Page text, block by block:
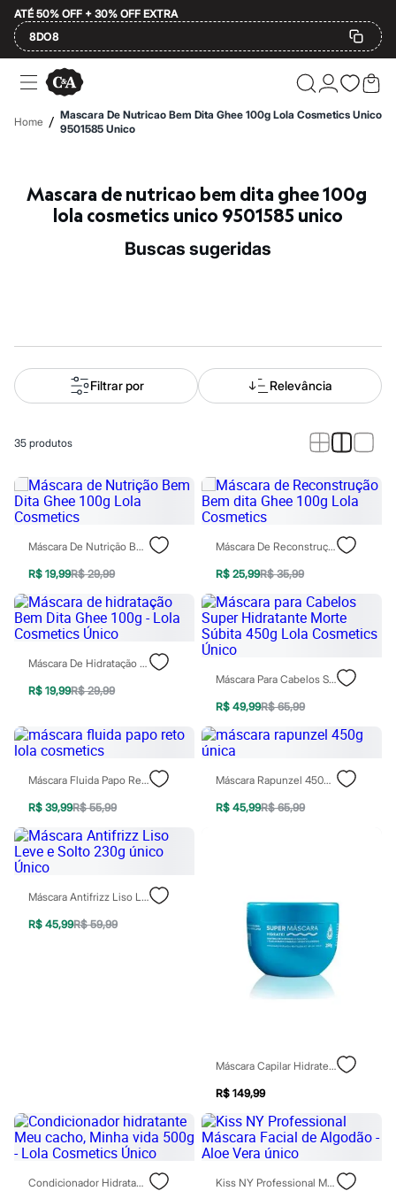
ATÉ 50% OFF + 30% OFF EXTRA
8DO8
Ofertas
Compre por Departamento
Feminino
Masculino
Plus Size
Até 20% off
Até 40% off
A partir de 60% off
Roupas
Blusas e Camisetas
Básicos
Calças
Macacões
Shorts e Bermudas
Vestidos
Acessórios
Bolsas
Bonés e Chapéus
Cintos
Óculos
Relógios
Calçados
Botas
Chinelos
Rasteirinhas
Sandálias
Sapatilhas
Marcas
City
Mindset
Sawary
Yessica
Moda esportiva
Acessórios
Blusas
Calçados
Leggings
Tops
Plus size
Blusas e Camisetas
Calças
Casacos e Jaquetas
Jeans
Home / Mascara De Nutricao Bem Dita Ghee 100g Lola Cosmetics Unico
9501585 Unico
Mascara de nutricao bem dita ghee 100g
lola cosmetics unico 9501585 unico
buscas sugeridas
Filtrar por Relevância
35 produtos
Máscara De Nutrição Bem Dita Ghee 100g Lola Cosmetics
R$ 19,99R$ 29,99
Máscara De Reconstrução Bem Dita Ghee 100g Lola Cosmetics
R$ 25,99R$ 35,99
Máscara De Hidratação Bem Dita Ghee 100g - Lola Cosmetics Único
R$ 19,99R$ 29,99
Máscara Para Cabelos Super Hidratante Morte Súbita 450g Lola Cosmetics Único
R$ 49,99R$ 65,99
Máscara Fluida Papo Reto Lola Cosmetics
R$ 39,99R$ 55,99
Máscara Rapunzel 450g Única
R$ 45,99R$ 65,99
Máscara Antifrizz Liso Leve E Solto 230g Único Único
R$ 45,99R$ 59,99
Máscara Capilar Hidratei Nutrição 250g
R$ 149,99
Condicionador Hidratante Meu Cacho, Minha Vida 500g - Lola Cosmetics Único Kiss NY Professional Máscara Facial De Algodão - Aloe Vera Único